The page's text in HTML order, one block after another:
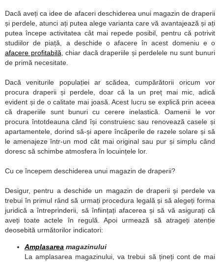
Dacă aveți ca idee de afaceri deschiderea unui magazin de draperii
și perdele, atunci ați putea alege varianta care vă avantajează și ați
putea începe activitatea cât mai repede posibil, pentru că potrivit
studiilor de piață, a deschide o afacere în acest domeniu e o
afacere profitabilă, chiar dacă draperiile și perdelele nu sunt bunuri
de primă necesitate.
Dacă veniturile populației ar scădea, cumpărătorii oricum vor
procura draperii și perdele, doar că la un preț mai mic, adică
evident și de o calitate mai joasă. Acest lucru se explică prin aceea
că draperiile sunt bunuri cu cerere inelastică. Oamenii le vor
procura întotdeauna când își construiesc sau renovează casele și
apartamentele, dorind să-și apere încăperile de razele solare și să
le amenajeze într-un mod cât mai original sau pur și simplu când
doresc să schimbe atmosfera în locuințele lor.
Cu ce începem deschiderea unui magazin de draperii?
Desigur, pentru a deschide un magazin de draperii și perdele va
trebui în primul rând să urmați procedura legală și să alegeți forma
juridică a întreprinderii, să înființați afacerea și să vă asigurați că
aveți toate actele în regulă. Apoi urmează să atrageți atenție
deosebită următorilor indicatori:
Amplasarea magazinului
La amplasarea magazinului, va trebui să țineți cont de mai